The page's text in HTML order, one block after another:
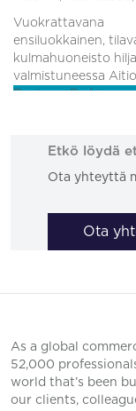
Vuokrattavana
ensiluokkainen,
kulmahuoneisto
valmistuneessa Aitio
Business Parkiss...
Etkö löydä
Ota yhteyttä
Ota
As a global
52,000
world that’s been
our clients,